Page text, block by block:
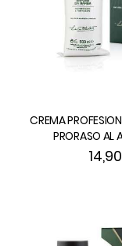
CREMA
PRORASO AL
EUCALIPTO Y
BROCHA